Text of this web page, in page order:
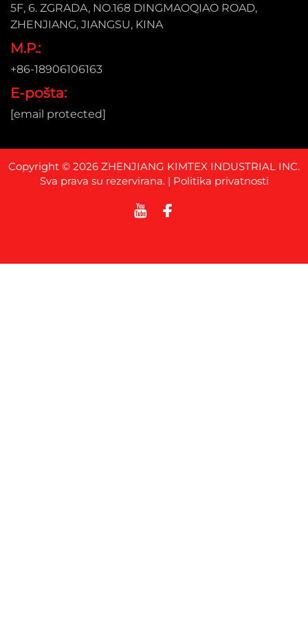
5F, 6. ZGRADA, NO.168 DINGMAOQIAO ROAD,
ZHENJIANG, JIANGSU, KINA
M.P.:
+86-18906106163
E-pošta:
[email protected]
Copyright © 2026 ZHENJIANG KIMTEX INDUSTRIAL INC.
Sva prava su rezervirana. | Politika privatnosti